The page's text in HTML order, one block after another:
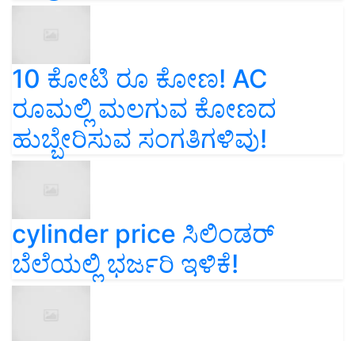
10 ಕೋಟಿ ರೂ ಕೋಣ! AC
ರೂಮಲ್ಲಿ ಮಲಗುವ ಕೋಣದ
ಹುಬ್ಬೇರಿಸುವ ಸಂಗತಿಗಳಿವು!
cylinder price ಸಿಲಿಂಡರ್‌
ಬೆಲೆಯಲ್ಲಿ ಭರ್ಜರಿ ಇಳಿಕೆ!